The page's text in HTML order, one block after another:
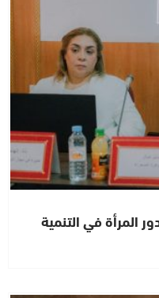
المرأة في التنمية